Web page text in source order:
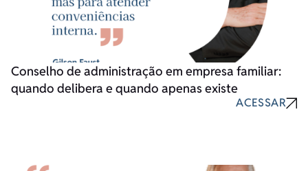
Conselho de administração em empresa familiar:
quando delibera e quando apenas existe
ACESSAR